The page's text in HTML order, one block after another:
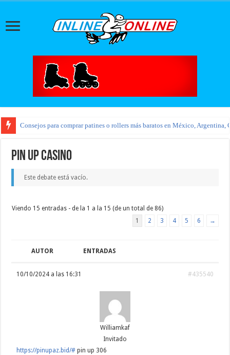
Consejos para comprar patines o rollers más baratos en México, Argentina,
pin up casino
Este debate está vacío.
Viendo 15 entradas - de la 1 a la 15 (de un total de 86)
1
2 3 4 5 6 →
AUTOR ENTRADAS
10/10/2024 a las 16:31 #435540
Williamkaf
Invitado
https://pinupaz.bid/# pin up 306